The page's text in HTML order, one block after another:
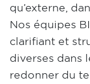
qu’externe,
Nos équipes
clarifiant et
diverses dans
redonner du